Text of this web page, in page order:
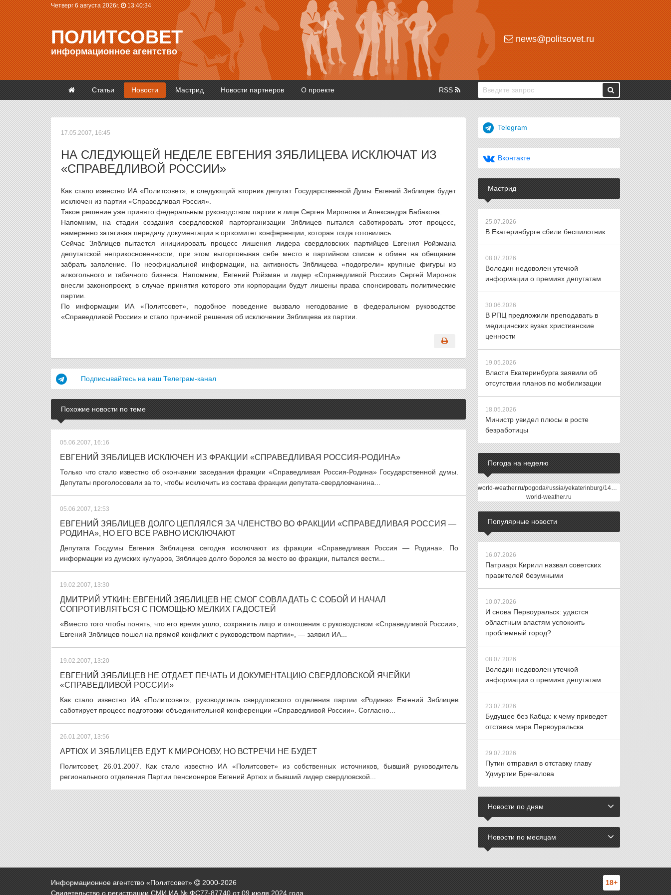
Четверг 6 августа 2026г. 13:40:35
ПОЛИТСОВЕТ
информационное агентство
news@politsovet.ru
Статьи Новости Мастрид Новости партнеров О проекте RSS
17.05.2007, 16:45
НА СЛЕДУЮЩЕЙ НЕДЕЛЕ ЕВГЕНИЯ ЗЯБЛИЦЕВА ИСКЛЮЧАТ ИЗ
«СПРАВЕДЛИВОЙ РОССИИ»
Как стало известно ИА «Политсовет», в следующий вторник депутат Государственной Думы Евгений Зяблицев будет
исключен из партии «Справедливая Россия».
Такое решение уже принято федеральным руководством партии в лице Сергея Миронова и Александра Бабакова.
Напомним, на стадии создания свердловской парторганизации Зяблицев пытался саботировать этот процесс,
намеренно затягивая передачу документации в оргкомитет конференции, которая тогда готовилась.
Сейчас Зяблицев пытается инициировать процесс лишения лидера свердловских партийцев Евгения Ройзмана
депутатской неприкосновенности, при этом выторговывая себе место в партийном списке в обмен на обещание
забрать заявление. По неофициальной информации, на активность Зяблицева «подогрели» крупные фигуры из
алкогольного и табачного бизнеса. Напомним, Евгений Ройзман и лидер «Справедливой России» Сергей Миронов
внесли законопроект, в случае принятия которого эти корпорации будут лишены права спонсировать политические
партии.
По информации ИА «Политсовет», подобное поведение вызвало негодование в федеральном руководстве
«Справедливой России» и стало причиной решения об исключении Зяблицева из партии.
Подписывайтесь на наш Телеграм-канал
Похожие новости по теме
05.06.2007, 16:16
ЕВГЕНИЙ ЗЯБЛИЦЕВ ИСКЛЮЧЕН ИЗ ФРАКЦИИ «СПРАВЕДЛИВАЯ РОССИЯ-РОДИНА»
Только что стало известно об окончании заседания фракции «Справедливая Россия-Родина» Государственной думы.
Депутаты проголосовали за то, чтобы исключить из состава фракции депутата-свердловчанина...
05.06.2007, 12:53
ЕВГЕНИЙ ЗЯБЛИЦЕВ ДОЛГО ЦЕПЛЯЛСЯ ЗА ЧЛЕНСТВО ВО ФРАКЦИИ «СПРАВЕДЛИВАЯ РОССИЯ —
РОДИНА», НО ЕГО ВСЕ РАВНО ИСКЛЮЧАЮТ
Депутата Госдумы Евгения Зяблицева сегодня исключают из фракции «Справедливая Россия — Родина». По
информации из думских кулуаров, Зяблицев долго боролся за место во фракции, пытался вести...
19.02.2007, 13:30
ДМИТРИЙ УТКИН: ЕВГЕНИЙ ЗЯБЛИЦЕВ НЕ СМОГ СОВЛАДАТЬ С СОБОЙ И НАЧАЛ
СОПРОТИВЛЯТЬСЯ С ПОМОЩЬЮ МЕЛКИХ ГАДОСТЕЙ
«Вместо того чтобы понять, что его время ушло, сохранить лицо и отношения с руководством «Справедливой России»,
Евгений Зяблицев пошел на прямой конфликт с руководством партии», — заявил ИА...
19.02.2007, 13:20
ЕВГЕНИЙ ЗЯБЛИЦЕВ НЕ ОТДАЕТ ПЕЧАТЬ И ДОКУМЕНТАЦИЮ СВЕРДЛОВСКОЙ ЯЧЕЙКИ
«СПРАВЕДЛИВОЙ РОССИИ»
Как стало известно ИА «Политсовет», руководитель свердловского отделения партии «Родина» Евгений Зяблицев
саботирует процесс подготовки объединительной конференции «Справедливой России». Согласно...
26.01.2007, 13:56
АРТЮХ И ЗЯБЛИЦЕВ ЕДУТ К МИРОНОВУ, НО ВСТРЕЧИ НЕ БУДЕТ
Политсовет, 26.01.2007. Как стало известно ИА «Политсовет» из собственных источников, бывший руководитель
регионального отделения Партии пенсионеров Евгений Артюх и бывший лидер свердловской...
Telegram
Вконтакте
Мастрид
25.07.2026
В Екатеринбурге сбили беспилотник
08.07.2026
Володин недоволен утечкой
информации о премиях депутатам
30.06.2026
В РПЦ предложили преподавать в
медицинских вузах христианские
ценности
19.05.2026
Власти Екатеринбурга заявили об
отсутствии планов по мобилизации
18.05.2026
Министр увидел плюсы в росте
безработицы
Погода на неделю
world-weather.ru/pogoda/russia/yekaterinburg/14days/
world-weather.ru
Популярные новости
16.07.2026
Патриарх Кирилл назвал советских
правителей безумными
10.07.2026
И снова Первоуральск: удастся
областным властям успокоить
проблемный город?
08.07.2026
Володин недоволен утечкой
информации о премиях депутатам
23.07.2026
Будущее без Кабца: к чему приведет
отставка мэра Первоуральска
29.07.2026
Путин отправил в отставку главу
Удмуртии Бречалова
Новости по дням
Новости по месяцам
Информационное агентство «Политсовет» 2000-2026
Свидетельство о регистрации СМИ ИА № ФС77-87740 от 09 июля 2024 года.
18+